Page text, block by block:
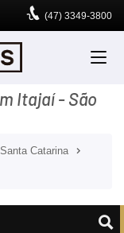
(47) 3349-3800
Itajaí - São
Santa Catarina